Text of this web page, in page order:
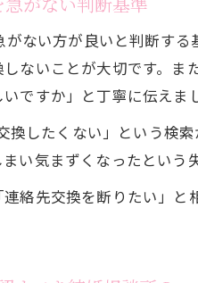
ない方が良いと判断す
ないことが大切です。
ですか」と丁寧に伝えま
換したくない」という検
い気まずくなったという
絡先交換を断りたい」